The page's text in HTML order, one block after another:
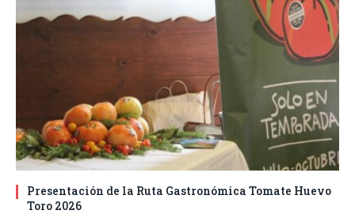
Presentación de la Ruta Gastronómica Tomate Huevo
Toro 2026